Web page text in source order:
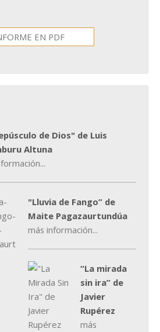
EN PDF
de Dios" de Luis
Altuna
"Lluvia de Fango” de
Maite Pagazaurtundúa
más información...
“La mirada
sin ira” de
Javier
Rupérez
más